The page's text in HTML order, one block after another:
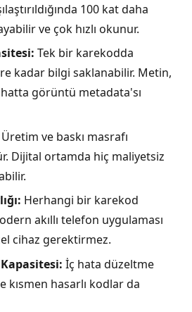
100 kat daha
ve çok hızlı okunur.
Tek bir karekodda
kadar bilgi saklanabilir. Metin,
hatta görüntü metadata'sı
Üretim ve baskı masrafı
Dijital ortamda hiç maliyetsiz
Herhangi bir karekod
akıllı telefon uygulaması
cihaz gerektirmez.
İç hata düzeltme
kısmen hasarlı kodlar da